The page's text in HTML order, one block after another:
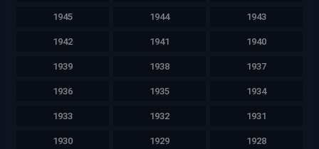
1945 1944 1943
1942 1941 1940
1939 1938 1937
1936 1935 1934
1933 1932 1931
1930 1929 1928